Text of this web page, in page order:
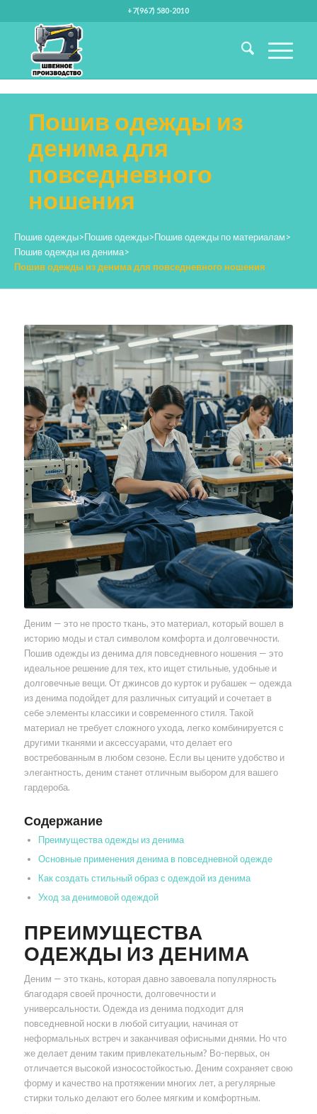
+7(967) 580-2010
Пошив одежды из
денима для
повседневного
ношения
Пошив одежды>Пошив одежды>Пошив одежды по материалам>
Пошив одежды из денима>
Пошив одежды из денима для повседневного ношения
Деним — это не просто ткань, это материал, который вошел в
историю моды и стал символом комфорта и долговечности.
Пошив одежды из денима для повседневного ношения — это
идеальное решение для тех, кто ищет стильные, удобные и
долговечные вещи. От джинсов до курток и рубашек — одежда
из денима подойдет для различных ситуаций и сочетает в
себе элементы классики и современного стиля. Такой
материал не требует сложного ухода, легко комбинируется с
другими тканями и аксессуарами, что делает его
востребованным в любом сезоне. Если вы цените удобство и
элегантность, деним станет отличным выбором для вашего
гардероба.
Содержание
Преимущества одежды из денима
Основные применения денима в повседневной одежде
Как создать стильный образ с одеждой из денима
Уход за денимовой одеждой
ПРЕИМУЩЕСТВА
ОДЕЖДЫ ИЗ ДЕНИМА
Деним — это ткань, которая давно завоевала популярность
благодаря своей прочности, долговечности и
универсальности. Одежда из денима подходит для
повседневной носки в любой ситуации, начиная от
неформальных встреч и заканчивая офисными днями. Но что
же делает деним таким привлекательным? Во-первых, он
отличается высокой износостойкостью. Деним сохраняет свою
форму и качество на протяжении многих лет, а регулярные
стирки только делают его более мягким и комфортным.